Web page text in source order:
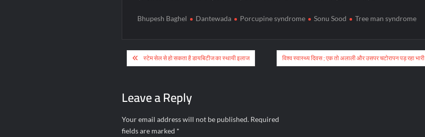
Bhupesh Baghel Dantewada Porcupine syndrome Sonu Sood Tree man syndrome
Post
navigation
स्टेम सेल से हो सकता है डायबिटीज का स्थायी इलाज विश्व स्वास्थ्य दिवस ; एक तो अलाली और उसपर चटोरापन पड़ रहा भारी
Leave a Reply
Your email address will not be published. Required
fields are marked *